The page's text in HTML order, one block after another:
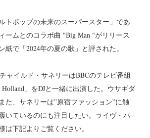
トポップの未来のスーパースター」であ
ームとのコラボ曲 "Big Man "がリリース
紙で「2024年の夏の歌」と評された。
ャイルド・サネリーはBBCのテレビ番組
Holland」をDJと一緒に出演した。ウサギダ
た、サネリーは”原宿ファッション”に触
いているのにも注目したい。ライヴ・パ
は下記よりご覧ください。